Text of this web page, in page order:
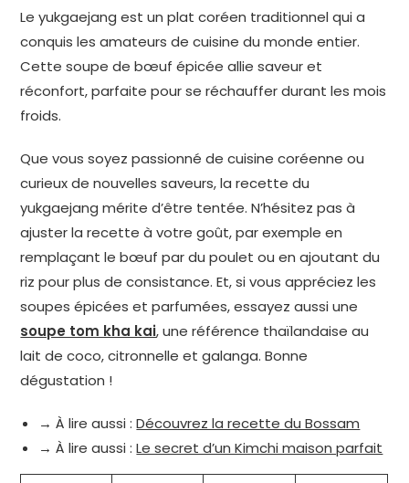
Le yukgaejang est un plat coréen traditionnel qui a
conquis les amateurs de cuisine du monde entier.
Cette soupe de bœuf épicée allie saveur et
réconfort, parfaite pour se réchauffer durant les mois
froids.
Que vous soyez passionné de cuisine coréenne ou
curieux de nouvelles saveurs, la recette du
yukgaejang mérite d’être tentée. N’hésitez pas à
ajuster la recette à votre goût, par exemple en
remplaçant le bœuf par du poulet ou en ajoutant du
riz pour plus de consistance. Et, si vous appréciez les
soupes épicées et parfumées, essayez aussi une
soupe tom kha kai, une référence thaïlandaise au
lait de coco, citronnelle et galanga. Bonne
dégustation !
→ À lire aussi :Découvrez la recette du Bossam
→ À lire aussi :Le secret d’un Kimchi maison parfait